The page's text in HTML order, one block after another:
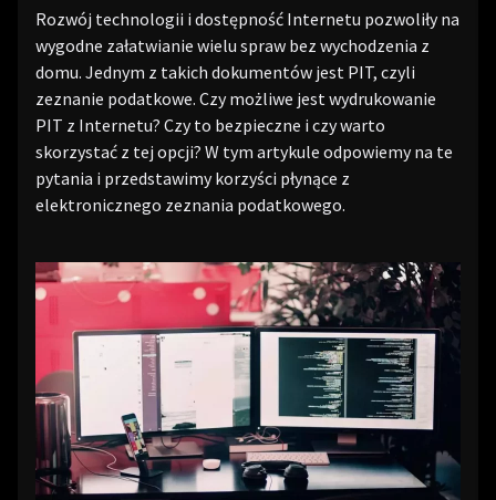
Rozwój technologii i dostępność Internetu pozwoliły na
wygodne załatwianie wielu spraw bez wychodzenia z
domu. Jednym z takich dokumentów jest PIT, czyli
zeznanie podatkowe. Czy możliwe jest wydrukowanie
PIT z Internetu? Czy to bezpieczne i czy warto
skorzystać z tej opcji? W tym artykule odpowiemy na te
pytania i przedstawimy korzyści płynące z
elektronicznego zeznania podatkowego.